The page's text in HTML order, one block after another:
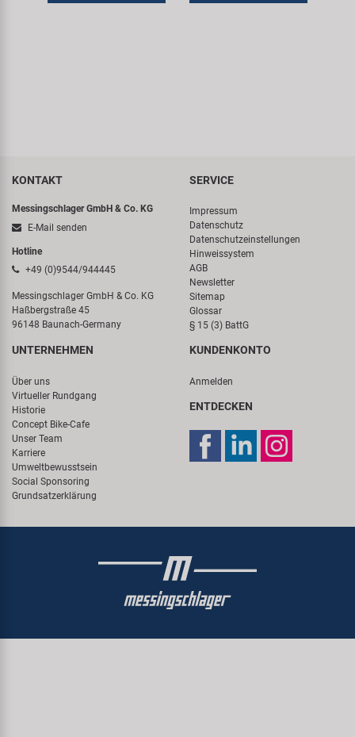
KONTAKT
Messingschlager GmbH & Co. KG
E-Mail senden
Hotline
+49 (0)9544/944445
Messingschlager GmbH & Co. KG
Haßbergstraße 45
96148 Baunach-Germany
SERVICE
Impressum
Datenschutz
Datenschutzeinstellungen
Hinweissystem
AGB
Newsletter
Sitemap
Glossar
§ 15 (3) BattG
UNTERNEHMEN
Über uns
Virtueller Rundgang
Historie
Concept Bike-Cafe
Unser Team
Karriere
Umweltbewusstsein
Social Sponsoring
Grundsatzerklärung
KUNDENKONTO
Anmelden
ENTDECKEN